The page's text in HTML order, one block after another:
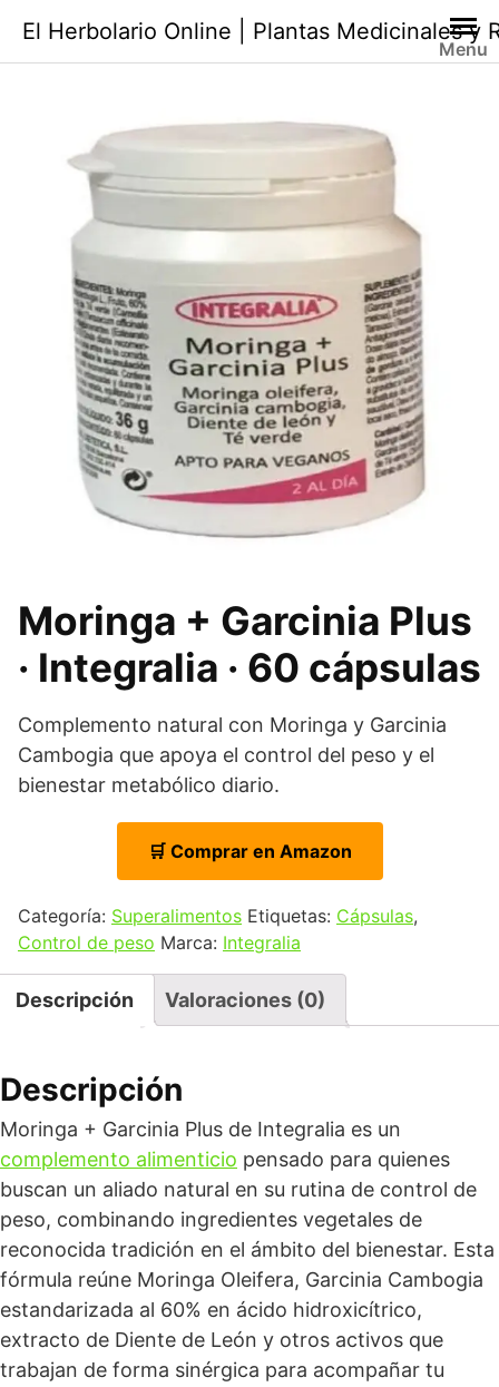
contenido
El Herbolario Online | Plantas Medicinales y
Menu
Moringa + Garcinia Plus
· Integralia · 60 cápsulas
Complemento natural con Moringa y Garcinia
Cambogia que apoya el control del peso y el
bienestar metabólico diario.
🛒 Comprar en Amazon
Categoría: Superalimentos Etiquetas: Cápsulas,
Control de peso Marca: Integralia
Descripción Valoraciones (0)
Descripción
Moringa + Garcinia Plus de Integralia es un
complemento alimenticio pensado para quienes
buscan un aliado natural en su rutina de control de
peso, combinando ingredientes vegetales de
reconocida tradición en el ámbito del bienestar. Esta
fórmula reúne Moringa Oleifera, Garcinia Cambogia
estandarizada al 60% en ácido hidroxicítrico,
extracto de Diente de León y otros activos que
trabajan de forma sinérgica para acompañar tu